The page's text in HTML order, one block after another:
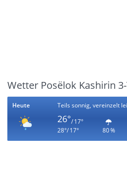
Wetter Posëlok Kashirin
Heute Teils sonnig, vereinzelt
26°/ 17°
28°/ 17°
80 %